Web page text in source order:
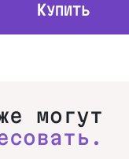
КУПИТЬ
могут